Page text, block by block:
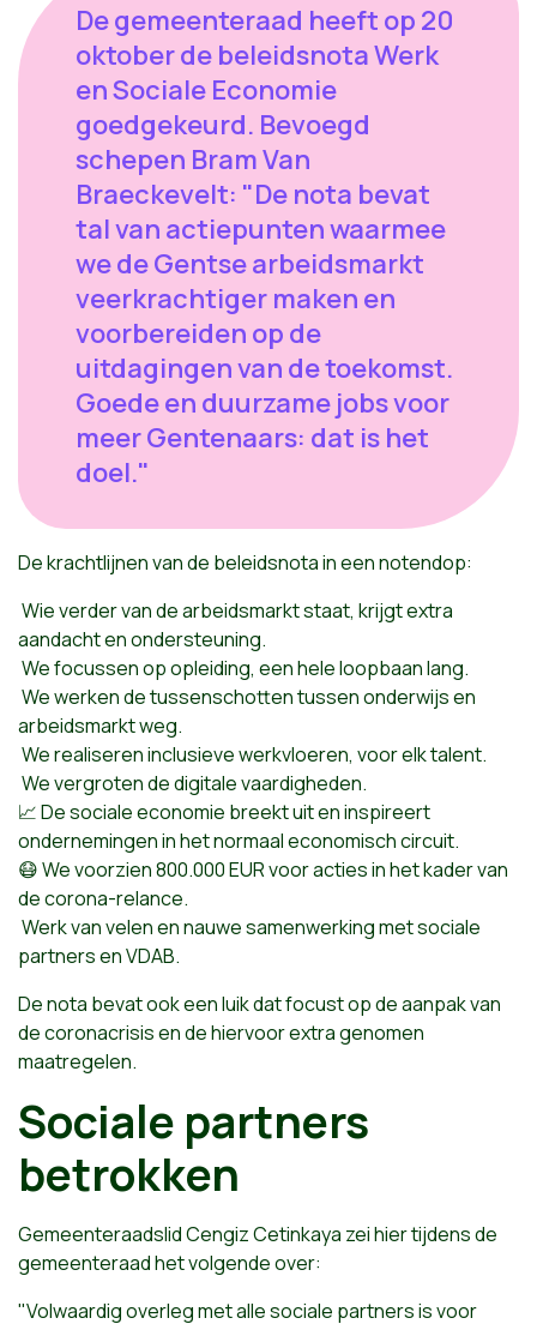
De gemeenteraad heeft op 20
oktober de beleidsnota Werk
en Sociale Economie
goedgekeurd. Bevoegd
schepen Bram Van
Braeckevelt: "De nota bevat
tal van actiepunten waarmee
we de Gentse arbeidsmarkt
veerkrachtiger maken en
voorbereiden op de
uitdagingen van de toekomst.
Goede en duurzame jobs voor
meer Gentenaars: dat is het
doel."
De krachtlijnen van de beleidsnota in een notendop:
Wie verder van de arbeidsmarkt staat, krijgt extra
aandacht en ondersteuning.
We focussen op opleiding, een hele loopbaan lang.
We werken de tussenschotten tussen onderwijs en
arbeidsmarkt weg.
We realiseren inclusieve werkvloeren, voor elk talent.
We vergroten de digitale vaardigheden.
📈 De sociale economie breekt uit en inspireert
ondernemingen in het normaal economisch circuit.
😷 We voorzien 800.000 EUR voor acties in het kader van
de corona-relance.
Werk van velen en nauwe samenwerking met sociale
partners en VDAB.
De nota bevat ook een luik dat focust op de aanpak van
de coronacrisis en de hiervoor extra genomen
maatregelen.
Sociale partners
betrokken
Gemeenteraadslid Cengiz Cetinkaya zei hier tijdens de
gemeenteraad het volgende over:
"Volwaardig overleg met alle sociale partners is voor